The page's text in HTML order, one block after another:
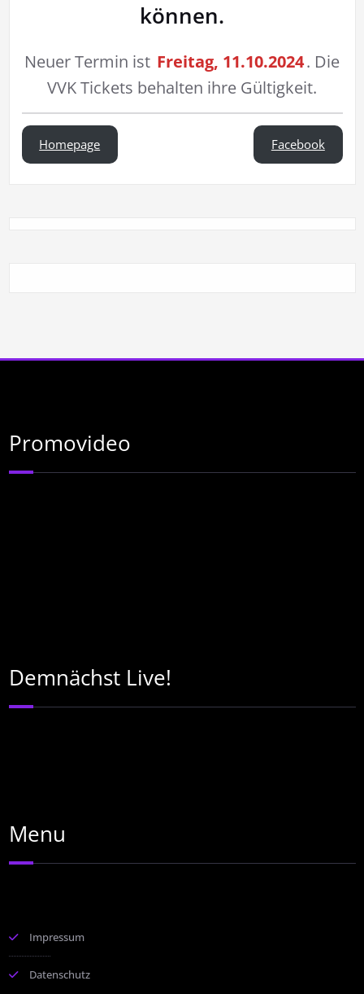
können.
Neuer Termin ist Freitag, 11.10.2024. Die
VVK Tickets behalten ihre Gültigkeit.
Homepage Facebook
Promovideo
Demnächst Live!
Menu
Impressum
Datenschutz